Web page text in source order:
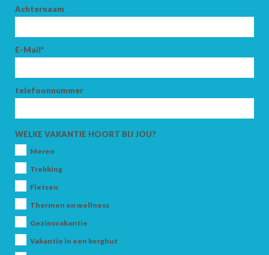
Achternaam
E-Mail*
telefoonnummer
WELKE VAKANTIE HOORT BIJ JOU?
Meren
Trekking
Fietsen
Thermen en wellness
Gezinsvakantie
Vakantie in een berghut